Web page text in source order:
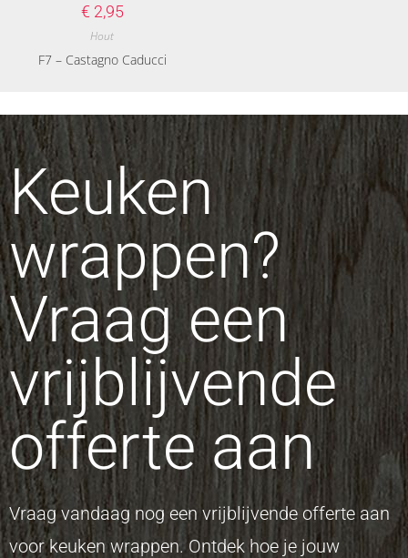
€ 2,95
Hout
F7 – Castagno Caducci
Keuken
wrappen?
Vraag een
vrijblijvende
offerte aan
Vraag vandaag nog een vrijblijvende offerte aan
voor keuken wrappen. Ontdek hoe je jouw